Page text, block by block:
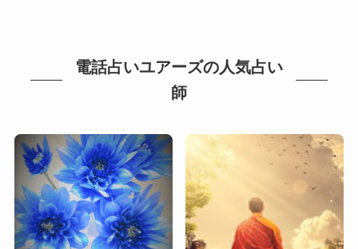
電話占いユアーズの人気占い
師